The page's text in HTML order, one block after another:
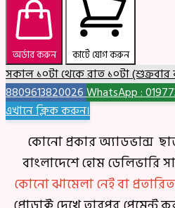
অর্ডার করুন কার্টে যোগ করুন
সকাল ১০টা থেকে রাত ১০টা (শুক্রবার
8809613820026WhatsApp :
এখানে ক্লিক করুন।
কোনো প্রকার অ্যাডভান্স
বাংলাদেশে হোম ডেলিভারি
কোনো ঝামেলা নেই বা